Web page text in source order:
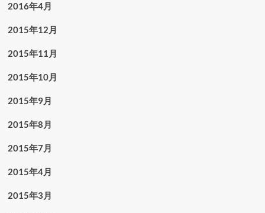
2016年4月
2015年12月
2015年11月
2015年10月
2015年9月
2015年8月
2015年7月
2015年4月
2015年3月